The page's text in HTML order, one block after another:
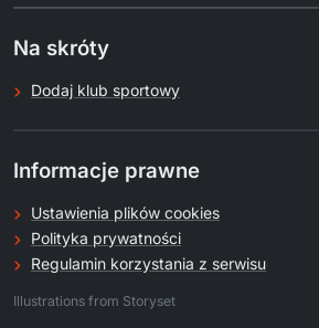
Na skróty
Dodaj klub sportowy
Informacje prawne
Ustawienia plików cookies
Polityka prywatności
Regulamin korzystania z serwisu
Illustrations from Storyset